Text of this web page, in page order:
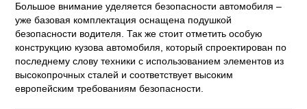
Большое внимание уделяется безопасности автомобиля –
уже базовая комплектация оснащена подушкой
безопасности водителя. Так же стоит отметить особую
конструкцию кузова автомобиля, который спроектирован по
последнему слову техники с использованием элементов из
высокопрочных сталей и соответствует высоким
европейским требованиям безопасности.